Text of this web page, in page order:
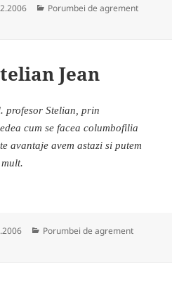
Categorii
Porumbei de agrement
Jean
profesor Stelian, prin
cum se facea columbofilia
avantaje avem astazi si putem
cu Stelian Jean
Categorii
Porumbei de agrement